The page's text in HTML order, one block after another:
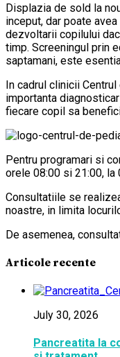
Displazia de sold la
inceput, dar poate
dezvoltarii copilului
timp. Screeningul prin
saptamani, este
In cadrul clinicii
importanta
fiecare copil sa
Pentru programari si
orele 08:00 si 21:00,
Consultatiile se
noastre, in limita
De asemenea,
Articole recente
July 30, 2026
Pancreatita la